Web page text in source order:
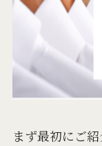
まず最初にご